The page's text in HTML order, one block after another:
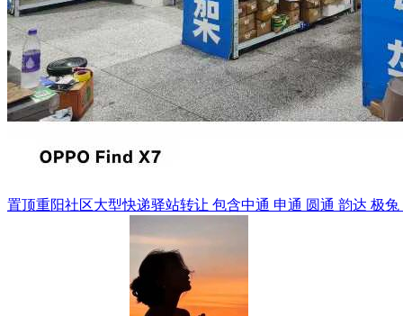
置顶重阳社区大型快递驿站转让 包含中通 申通 圆通 韵达 极兔